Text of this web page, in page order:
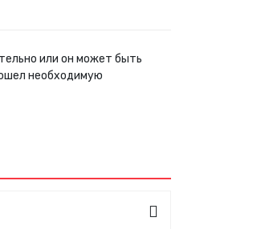
или он может быть
необходимую